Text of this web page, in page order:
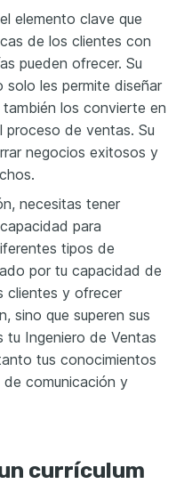
Proporcionado por Coursera, cubriendo
conceptos básicos y aplicaciones de la
elemento clave que
de los clientes con
pueden ofrecer. Su
les permite diseñar
los convierte en
de ventas. Su
negocios exitosos y
necesitas tener
para
tipos de
por tu capacidad de
clientes y ofrecer
sino que superen sus
tu Ingeniero de Ventas
tus conocimientos
comunicación y
currículum